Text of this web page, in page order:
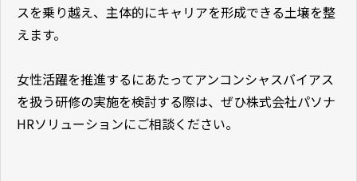
スを乗り越え、主体的にキャリアを形成できる土壌を整
えます。
女性活躍を推進するにあたってアンコンシャスバイアス
を扱う研修の実施を検討する際は、ぜひ株式会社パソナ
HRソリューションにご相談ください。